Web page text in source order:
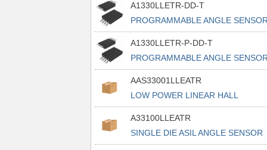
A1330LLETR-DD-T
PROGRAMMABLE ANGLE
IC WIT
A1330LLETR-P-DD-T
PROGRAMMABLE ANGLE
IC WIT
AAS33001LLEATR
LOW POWER LINEAR HALL
SENSOR
A33100LLEATR
SINGLE DIE ASIL ANGLE SENSOR